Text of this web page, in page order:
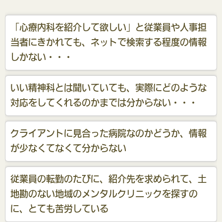
「心療内科を紹介して欲しい」と従業員や人事担
当者にきかれても、ネットで検索する程度の情報
しかない・・・
いい精神科とは聞いていても、実際にどのような
対応をしてくれるのかまでは分からない・・・
クライアントに見合った病院なのかどうか、情報
が少なくてなくて分からない
従業員の転勤のたびに、紹介先を求められて、土
地勘のない地域のメンタルクリニックを探すの
に、とても苦労している